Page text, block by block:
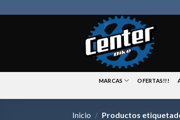
to
MARCAS OFERTAS!!!
Inicio / Productos